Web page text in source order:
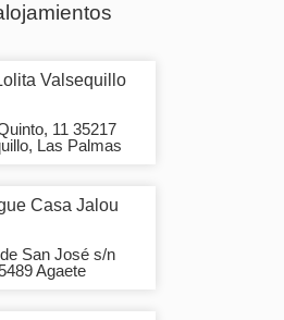
Valsequillo
11 35217
Las Palmas
Casa Jalou
San José s/n
Agaete